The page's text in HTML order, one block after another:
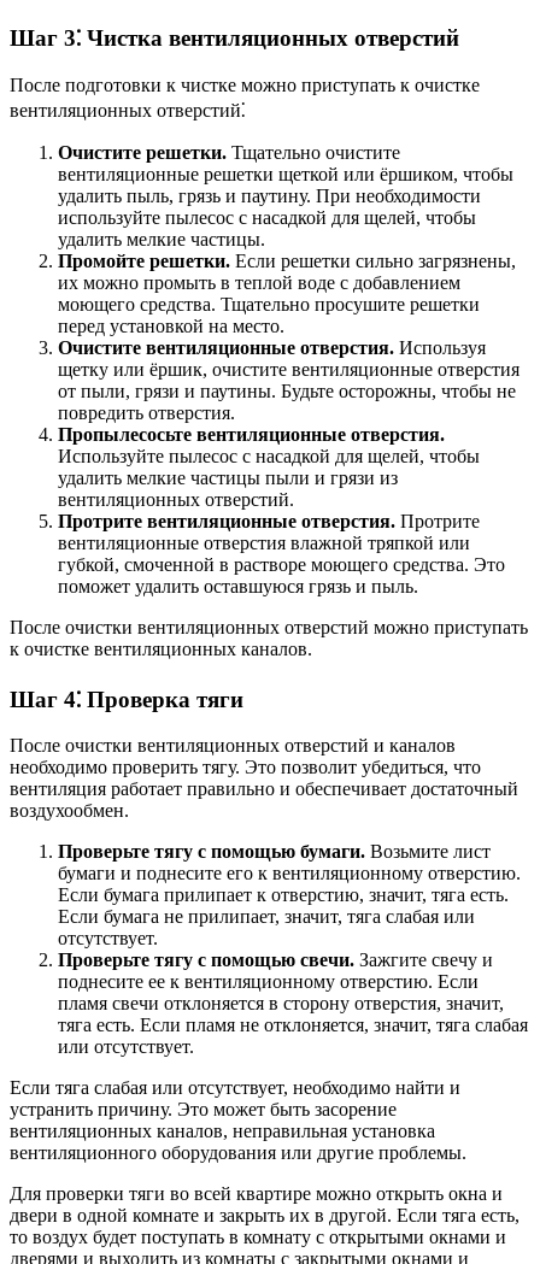
Шаг 3⁚ Чистка вентиляционных отверстий
После подготовки к чистке можно приступать к очистке
вентиляционных отверстий⁚
Очистите решетки. Тщательно очистите
вентиляционные решетки щеткой или ёршиком, чтобы
удалить пыль, грязь и паутину. При необходимости
используйте пылесос с насадкой для щелей, чтобы
удалить мелкие частицы.
Промойте решетки. Если решетки сильно загрязнены,
их можно промыть в теплой воде с добавлением
моющего средства. Тщательно просушите решетки
перед установкой на место.
Очистите вентиляционные отверстия. Используя
щетку или ёршик, очистите вентиляционные отверстия
от пыли, грязи и паутины. Будьте осторожны, чтобы не
повредить отверстия.
Пропылесосьте вентиляционные отверстия.
Используйте пылесос с насадкой для щелей, чтобы
удалить мелкие частицы пыли и грязи из
вентиляционных отверстий.
Протрите вентиляционные отверстия. Протрите
вентиляционные отверстия влажной тряпкой или
губкой, смоченной в растворе моющего средства. Это
поможет удалить оставшуюся грязь и пыль.
После очистки вентиляционных отверстий можно приступать
к очистке вентиляционных каналов.
Шаг 4⁚ Проверка тяги
После очистки вентиляционных отверстий и каналов
необходимо проверить тягу. Это позволит убедиться, что
вентиляция работает правильно и обеспечивает достаточный
воздухообмен.
Проверьте тягу с помощью бумаги. Возьмите лист
бумаги и поднесите его к вентиляционному отверстию.
Если бумага прилипает к отверстию, значит, тяга есть.
Если бумага не прилипает, значит, тяга слабая или
отсутствует.
Проверьте тягу с помощью свечи. Зажгите свечу и
поднесите ее к вентиляционному отверстию. Если
пламя свечи отклоняется в сторону отверстия, значит,
тяга есть. Если пламя не отклоняется, значит, тяга слабая
или отсутствует.
Если тяга слабая или отсутствует, необходимо найти и
устранить причину. Это может быть засорение
вентиляционных каналов, неправильная установка
вентиляционного оборудования или другие проблемы.
Для проверки тяги во всей квартире можно открыть окна и
двери в одной комнате и закрыть их в другой. Если тяга есть,
то воздух будет поступать в комнату с открытыми окнами и
дверями и выходить из комнаты с закрытыми окнами и